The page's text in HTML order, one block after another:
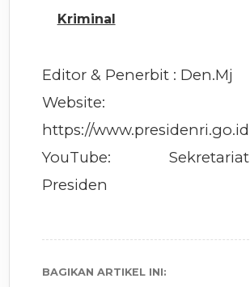
Kriminal
Editor & Penerbit : Den.Mj
Website:
https://www.presidenri.go.id
YouTube: Sekretariat
Presiden
BAGIKAN ARTIKEL INI: